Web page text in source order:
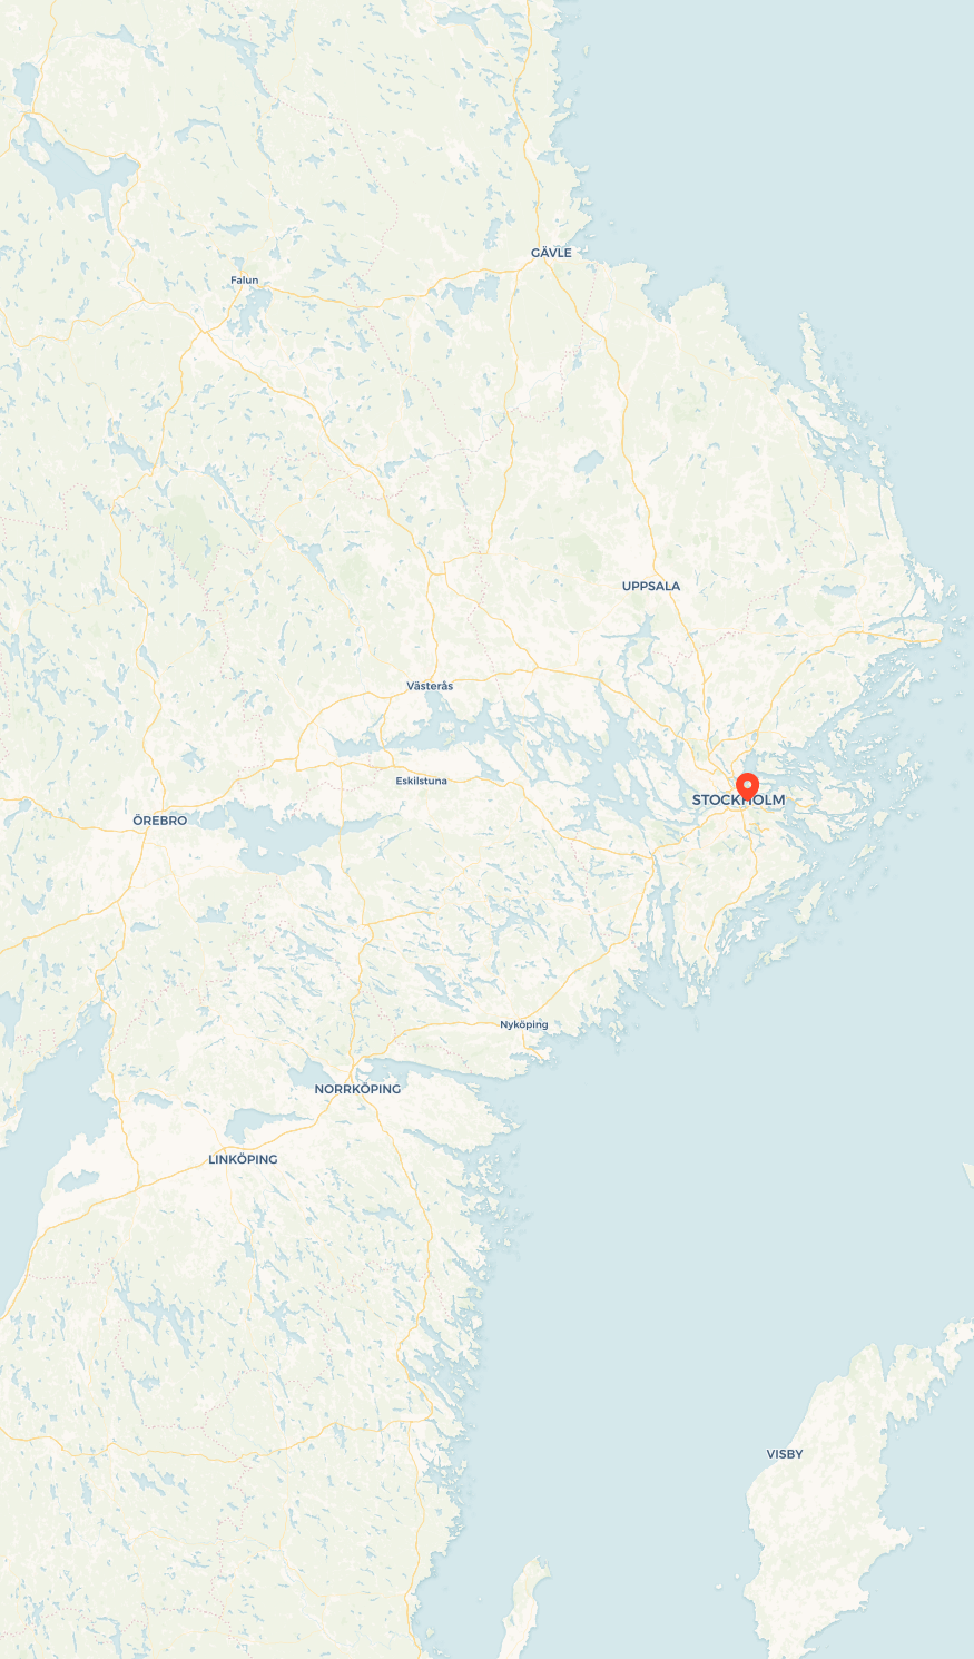
Travelers’ Map is loading…
If you see this after your page is loaded completely, leafletJS files are missing.